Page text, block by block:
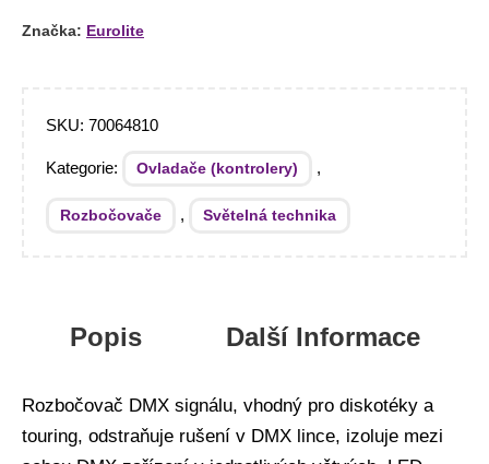
Značka: Eurolite
SKU: 70064810
Kategorie: Ovladače (kontrolery) ,
Rozbočovače , Světelná technika
Popis Další Informace
Rozbočovač DMX signálu, vhodný pro diskotéky a
touring, odstraňuje rušení v DMX lince, izoluje mezi